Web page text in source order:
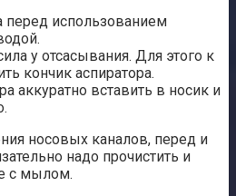
перед использованием
у отсасывания. Для этого к
кончик аспиратора.
аккуратно вставить в носик и
носовых каналов, перед и
надо прочистить и
с мылом.